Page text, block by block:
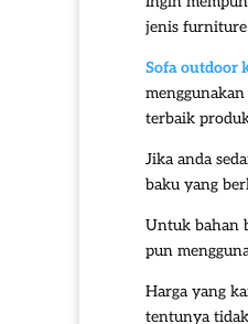
jenis furniture
Sofa outdoor
terbaik
Jika anda
baku yang
Untuk bahan
pun
Harga yang
tentunya